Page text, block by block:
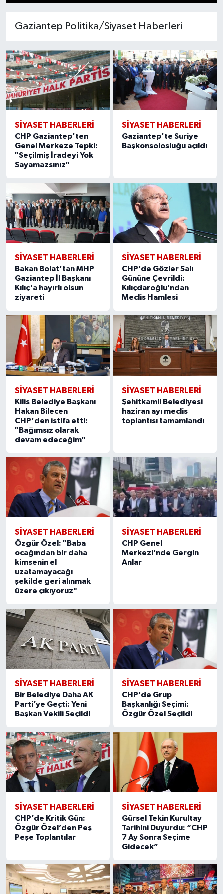
Gaziantep Politika/Siyaset Haberleri
SIYASET HABERLERI
CHP Gaziantep'ten
Genel Merkeze Tepki:
"Seçilmiş İradeyi Yok
Sayamazsınız"
SIYASET HABERLERI
Gaziantep'te Suriye
Başkonsolosluğu açıldı
SIYASET HABERLERI
Bakan Bolat'tan MHP
Gaziantep İl Başkanı
Kılıç'a hayırlı olsun
ziyareti
SIYASET HABERLERI
CHP’de Gözler Salı
Gününe Çevrildi:
Kılıçdaroğlu’ndan
Meclis Hamlesi
SIYASET HABERLERI
Kilis Belediye Başkanı
Hakan Bilecen
CHP'den istifa etti:
"Bağımsız olarak
devam edeceğim"
SIYASET HABERLERI
Şehitkamil Belediyesi
haziran ayı meclis
toplantısı tamamlandı
SIYASET HABERLERI
Özgür Özel: "Baba
ocağından bir daha
kimsenin el
uzatamayacağı
şekilde geri alınmak
üzere çıkıyoruz"
SIYASET HABERLERI
CHP Genel
Merkezi’nde Gergin
Anlar
SIYASET HABERLERI
Bir Belediye Daha AK
Parti’ye Geçti: Yeni
Başkan Vekili Seçildi
SIYASET HABERLERI
CHP’de Grup
Başkanlığı Seçimi:
Özgür Özel Seçildi
SIYASET HABERLERI
CHP’de Kritik Gün:
Özgür Özel’den Peş
Peşe Toplantılar
SIYASET HABERLERI
Gürsel Tekin Kurultay
Tarihini Duyurdu: “CHP
7 Ay Sonra Seçime
Gidecek”